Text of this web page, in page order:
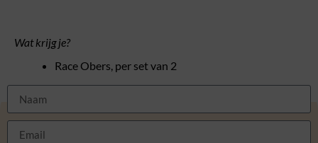
Wat krijg je?
Race Obers, per set van 2